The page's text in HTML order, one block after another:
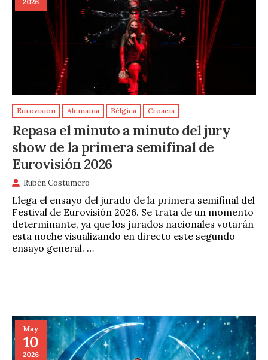
Eurovisión Alemania Bélgica Croacia
Repasa el minuto a minuto del jury
show de la primera semifinal de
Eurovisión 2026
Rubén Costumero
Llega el ensayo del jurado de la primera semifinal del
Festival de Eurovisión 2026. Se trata de un momento
determinante, ya que los jurados nacionales votarán
esta noche visualizando en directo este segundo
ensayo general. …
May
10
2026